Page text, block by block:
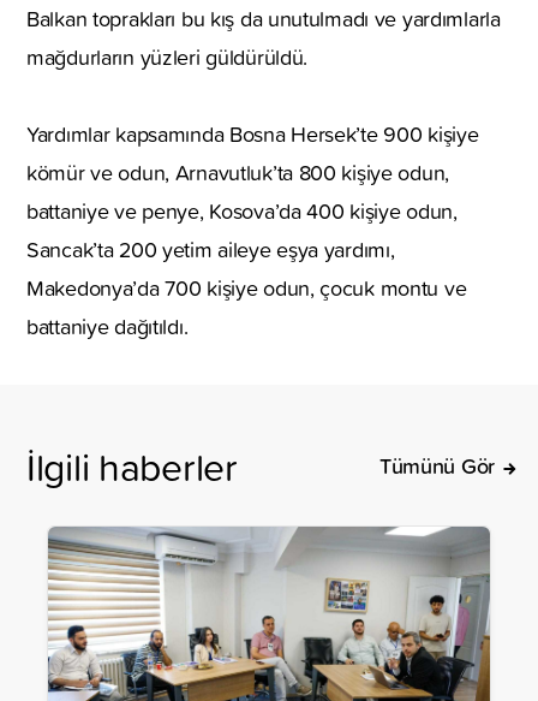
Balkan toprakları bu kış da unutulmadı ve yardımlarla
mağdurların yüzleri güldürüldü.
Yardımlar kapsamında Bosna Hersek’te 900 kişiye
kömür ve odun, Arnavutluk’ta 800 kişiye odun,
battaniye ve penye, Kosova’da 400 kişiye odun,
Sancak’ta 200 yetim aileye eşya yardımı,
Makedonya’da 700 kişiye odun, çocuk montu ve
battaniye dağıtıldı.
İlgili haberler Tümünü Gör